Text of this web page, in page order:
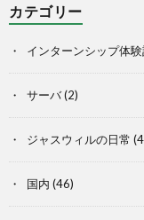
カテゴリー
インターンシップ体
サーバ(2)
ジャスウィルの日常
国内 (46)